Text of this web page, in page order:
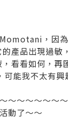
，因
產品出現過
看看如何，再
能我不太有
～～～～～～
動了～～